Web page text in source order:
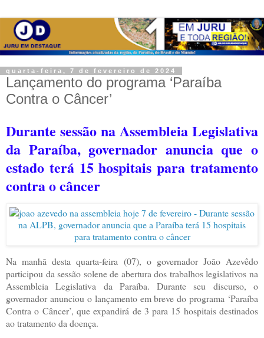
quarta-feira, 7 de fevereiro de 2024
Lançamento do programa ‘Paraíba
Contra o Câncer’
Durante sessão na Assembleia Legislativa
da Paraíba, governador anuncia que o
estado terá 15 hospitais para tratamento
contra o câncer
Na manhã desta quarta-feira (07), o governador João Azevêdo
participou da sessão solene de abertura dos trabalhos legislativos na
Assembleia Legislativa da Paraíba. Durante seu discurso, o
governador anunciou o lançamento em breve do programa ‘Paraíba
Contra o Câncer’, que expandirá de 3 para 15 hospitais destinados
ao tratamento da doença.